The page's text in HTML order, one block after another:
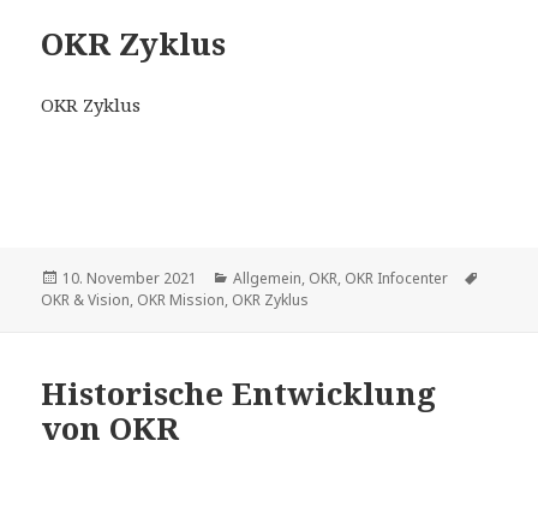
OKR Zyklus
OKR Zyklus
Veröffentlicht
am
10. November 2021 Kategorien
Allgemein, OKR, OKR Infocenter
OKR & Vision, OKR Mission, OKR Zyklus
Historische Entwicklung
von OKR